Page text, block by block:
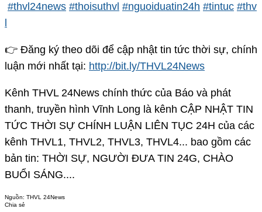
#thvl24news #thoisuthvl #nguoiduatin24h #tintuc #thv
👉 Đăng ký theo dõi để cập nhật tin tức thời sự, chính
luận mới nhất tại: http://bit.ly/THVL24News
Kênh THVL 24News chính thức của Báo và phát
thanh, truyền hình Vĩnh Long là kênh CẬP NHẬT TIN
TỨC THỜI SỰ CHÍNH LUẬN LIÊN TỤC 24H của các
kênh THVL1, THVL2, THVL3, THVL4... bao gồm các
bản tin: THỜI SỰ, NGƯỜI ĐƯA TIN 24G, CHÀO
BUỔI SÁNG....
Nguồn: THVL 24News
Chia sẻ